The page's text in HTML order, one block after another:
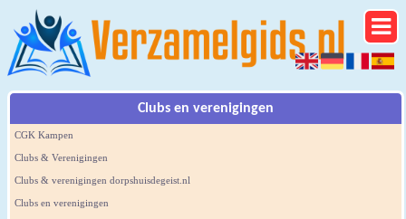
Clubs en verenigingen
CGK Kampen
Clubs & Verenigingen
Clubs & verenigingen dorpshuisdegeist.nl
Clubs en verenigingen